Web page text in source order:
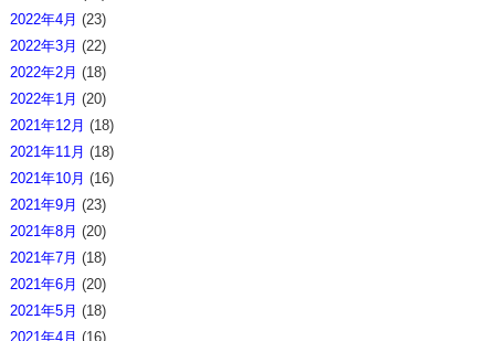
2022年4月 (23)
2022年3月 (22)
2022年2月 (18)
2022年1月 (20)
2021年12月 (18)
2021年11月 (18)
2021年10月 (16)
2021年9月 (23)
2021年8月 (20)
2021年7月 (18)
2021年6月 (20)
2021年5月 (18)
2021年4月 (16)